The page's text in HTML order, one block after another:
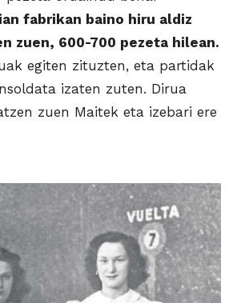
fabrikan baino hiru aldiz
zuen, 600-700 pezeta hilean.
egiten zituzten, eta partidak
izaten zuten. Dirua
zuen Maitek eta izebari ere